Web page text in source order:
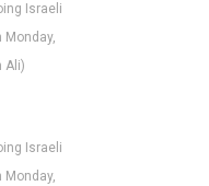
Israeli
Monday,
Ali)
Israeli
Monday,